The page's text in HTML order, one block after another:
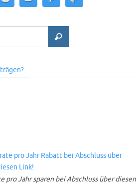
pro Jahr sparen bei Abschluss über diesen